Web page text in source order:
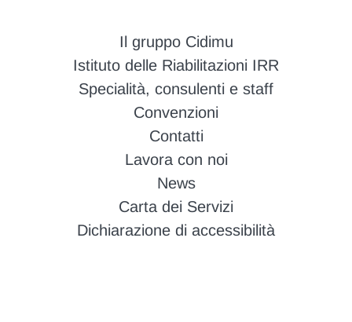
Il gruppo Cidimu
Istituto delle Riabilitazioni IRR
Specialità, consulenti e staff
Convenzioni
Contatti
Lavora con noi
News
Carta dei Servizi
Dichiarazione di accessibilità